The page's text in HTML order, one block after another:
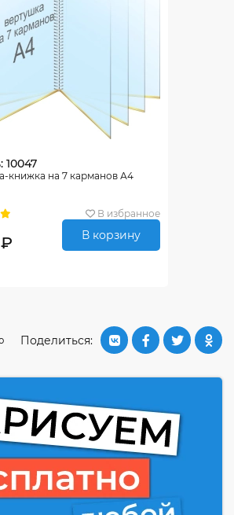
10047
книжка на 7 карманов А4
В избранное
В корзину
Поделиться: